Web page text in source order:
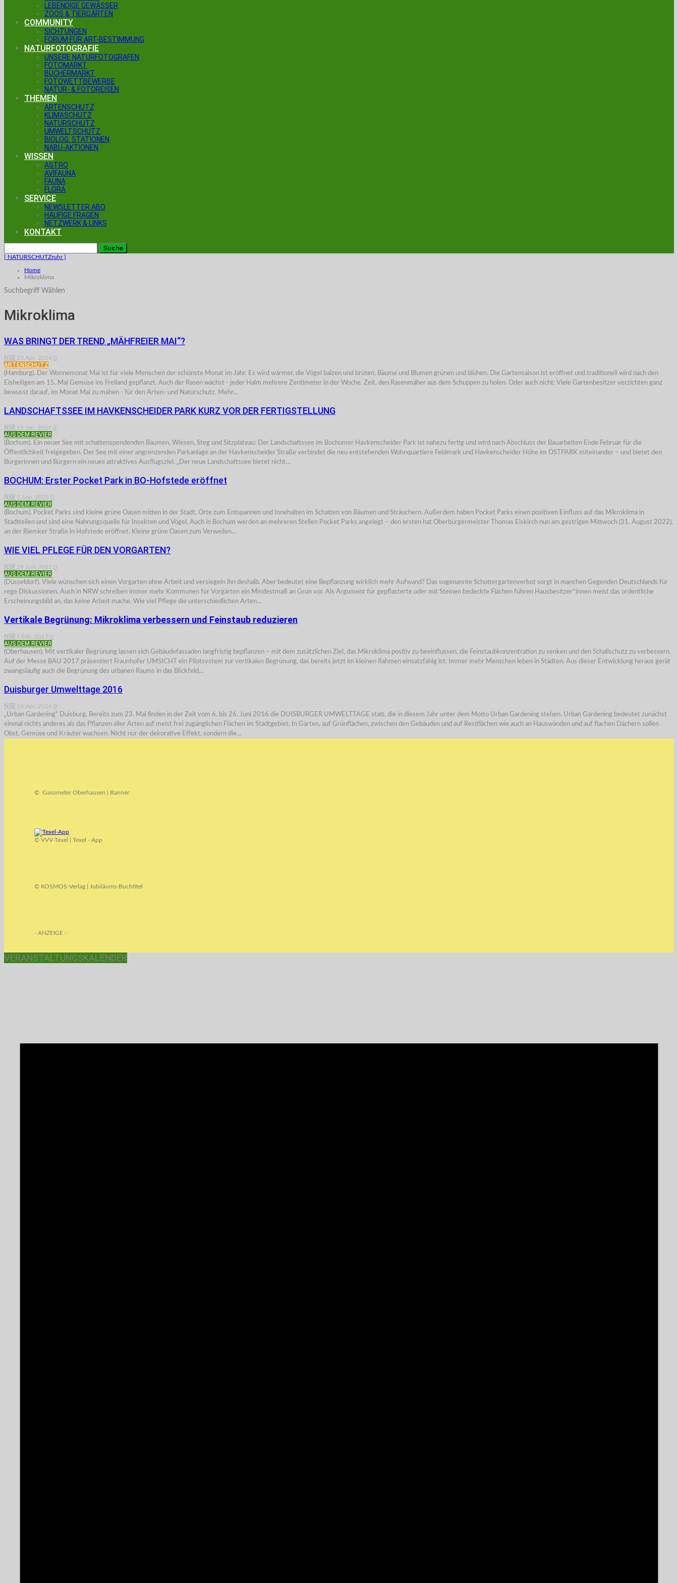
LEBENDIGE GEWÄSSER
ZOOS & TIERGÄRTEN
COMMUNITY
SICHTUNGEN
FORUM FÜR ART-BESTIMMUNG
NATURFOTOGRAFIE
UNSERE NATURFOTOGRAFEN
FOTOMARKT
BÜCHERMARKT
FOTOWETTBEWERBE
NATUR- & FOTOREISEN
THEMEN
ARTENSCHUTZ
KLIMASCHUTZ
NATURSCHUTZ
UMWELTSCHUTZ
BIOLOG. STATIONEN
NABU-AKTIONEN
WISSEN
ASTRO
AVIFAUNA
FAUNA
FLORA
SERVICE
NEWSLETTER ABO
HÄUFIGE FRAGEN
NETZWERK & LINKS
KONTAKT
[ NATURSCHUTZruhr ]
Home
Mikroklima
Suchbegriff Wählen
Mikroklima
WAS BRINGT DER TREND „MÄHFREIER MAI“?
NSR 25.Apr. 2024 0
ARTENSCHUTZ
(Hamburg). Der Wonnemonat Mai ist für viele Menschen der schönste Monat im Jahr. Es wird wärmer, die Vögel balzen und brüten, Bäume und Blumen grünen und blühen. Die Gartensaison ist eröffnet und traditionell wird nach den
Eisheiligen am 15. Mai Gemüse ins Freiland gepflanzt. Auch der Rasen wächst - jeder Halm mehrere Zentimeter in der Woche. Zeit, den Rasenmäher aus dem Schuppen zu holen. Oder auch nicht: Viele Gartenbesitzer verzichten ganz
bewusst darauf, im Monat Mai zu mähen - für den Arten- und Naturschutz. Mehr…
LANDSCHAFTSSEE IM HAVKENSCHEIDER PARK KURZ VOR DER FERTIGSTELLUNG
NSR 15.Jan. 2024 0
AUS DEM REVIER
(Bochum). Ein neuer See mit schattenspendenden Bäumen, Wiesen, Steg und Sitzplateau: Der Landschaftssee im Bochumer Havkenscheider Park ist nahezu fertig und wird nach Abschluss der Bauarbeiten Ende Februar für die
Öffentlichkeit freigegeben. Der See mit einer angrenzenden Parkanlage an der Havkenscheider Straße verbindet die neu entstehenden Wohnquartiere Feldmark und Havkenscheider Höhe im OSTPARK miteinander – und bietet den
Bürgerinnen und Bürgern ein neues attraktives Ausflugsziel. „Der neue Landschaftssee bietet nicht…
BOCHUM: Erster Pocket Park in BO-Hofstede eröffnet
NSR 1.Sep. 2022 0
AUS DEM REVIER
(Bochum). Pocket Parks sind kleine grüne Oasen mitten in der Stadt, Orte zum Entspannen und Innehalten im Schatten von Bäumen und Sträuchern. Außerdem haben Pocket Parks einen positiven Einfluss auf das Mikroklima in
Stadtteilen und sind eine Nahrungsquelle für Insekten und Vögel. Auch in Bochum werden an mehreren Stellen Pocket Parks angelegt – den ersten hat Oberbürgermeister Thomas Eiskirch nun am gestrigen Mittwoch (31. August 2022),
an der Riemker Straße in Hofstede eröffnet. Kleine grüne Oasen zum Verweilen…
WIE VIEL PFLEGE FÜR DEN VORGARTEN?
NSR 29.Juni 2021 0
AUS DEM REVIER
(Düsseldorf). Viele wünschen sich einen Vorgarten ohne Arbeit und versiegeln ihn deshalb. Aber bedeutet eine Bepflanzung wirklich mehr Aufwand? Das sogenannte Schottergartenverbot sorgt in manchen Gegenden Deutschlands für
rege Diskussionen. Auch in NRW schreiben immer mehr Kommunen für Vorgärten ein Mindestmaß an Grün vor. Als Argument für gepflasterte oder mit Steinen bedeckte Flächen führen Hausbesitzer*innen meist das ordentliche
Erscheinungsbild an, das keine Arbeit mache. Wie viel Pflege die unterschiedlichen Arten…
Vertikale Begrünung: Mikroklima verbessern und Feinstaub reduzieren
NSR 1.Feb. 2017 0
AUS DEM REVIER
(Oberhausen). Mit vertikaler Begrünung lassen sich Gebäudefassaden langfristig bepflanzen – mit dem zusätzlichen Ziel, das Mikroklima positiv zu beeinflussen, die Feinstaubkonzentration zu senken und den Schallschutz zu verbessern.
Auf der Messe BAU 2017 präsentiert Fraunhofer UMSICHT ein Pilotsystem zur vertikalen Begrünung, das bereits jetzt im kleinen Rahmen einsatzfähig ist. Immer mehr Menschen leben in Städten. Aus dieser Entwicklung heraus gerät
zwangsläufig auch die Begrünung des urbanen Raums in das Blickfeld…
Duisburger Umwelttage 2016
NSR 14.Apr. 2016 0
„Urban Gardening“ Duisburg. Bereits zum 23. Mal finden in der Zeit vom 6. bis 26. Juni 2016 die DUISBURGER UMWELTTAGE statt, die in diesem Jahr unter dem Motto Urban Gardening stehen. Urban Gardening bedeutet zunächst
einmal nichts anderes als das Pflanzen aller Arten auf meist frei zugänglichen Flächen im Stadtgebiet. In Gärten, auf Grünflächen, zwischen den Gebäuden und auf Restflächen wie auch an Hauswänden und auf flachen Dächern sollen
Obst, Gemüse und Kräuter wachsen. Nicht nur der dekorative Effekt, sondern die…
© Gasometer Oberhausen | Banner
© VVV-Texel | Texel - App
© KOSMOS-Verlag | Jubiläums-Buchtitel
- ANZEIGE -
VERANSTALTUNGSKALENDER